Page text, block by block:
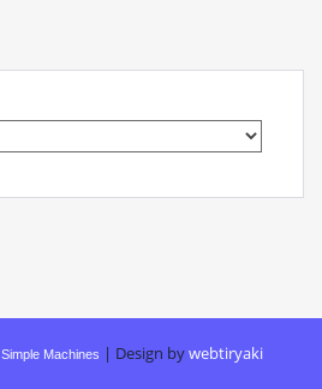
Simple Machines | Design bywebtiryaki